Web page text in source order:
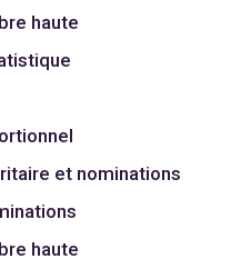
haute
et nominations
haute